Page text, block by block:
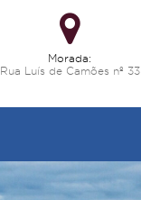
Morada:
Rua Luís de Camões nº 33